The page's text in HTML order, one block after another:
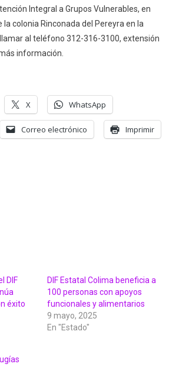
Integral a Grupos Vulnerables, en
la colonia Rinconada del Pereyra en la
al teléfono 312-316-3100, extensión
información.
X WhatsApp
Correo electrónico Imprimir
DIF
éxito
DIF Estatal Colima beneficia a
100 personas con apoyos
funcionales y alimentarios
9 mayo, 2025
En "Estado"